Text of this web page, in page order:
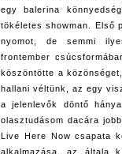
egy balerina
tökéletes showman. Első
nyomot, de semmi
frontember
köszöntötte a
hallani véltünk, az egy
a jelenlevők döntő
olasztudásom dacára
Live Here Now csapata
alkalmazása, az általa